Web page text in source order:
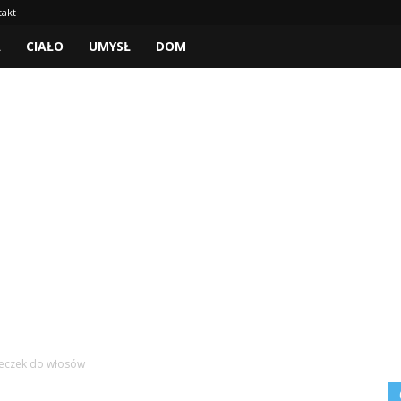
CIAŁO UMYSŁ DOM
do włosów